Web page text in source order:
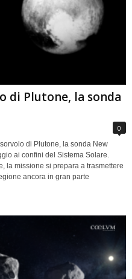
di Plutone, la sonda
0
di Plutone, la sonda New
ai confini del Sistema Solare.
la missione si prepara a trasmettere
ancora in gran parte